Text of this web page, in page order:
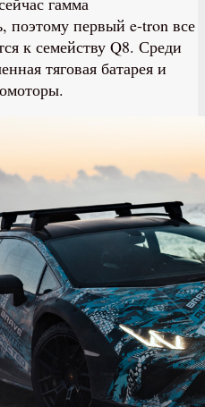
поэтому первый e-tron все
к семейству Q8. Среди
тяговая батарея и